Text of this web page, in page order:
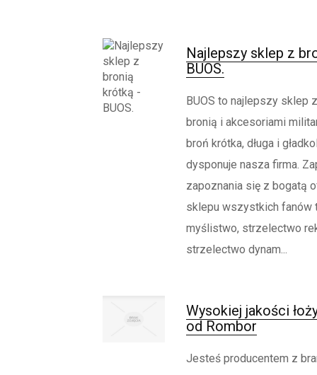
Najlepszy sklep z
BUOS.
BUOS to najlepszy sklep
bronią i akcesoriami
broń krótka, długa i
dysponuje nasza firma.
zapoznania się z bogatą
sklepu wszystkich fanów
myślistwo, strzelectwo
strzelectwo dynam...
Wysokiej jakości
od Rombor
Jesteś producentem z